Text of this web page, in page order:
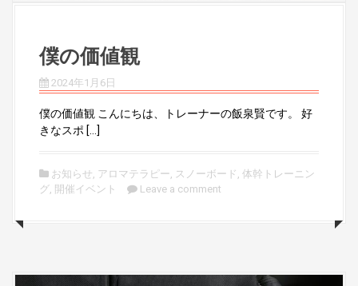
僕の価値観
2024年1月6日
僕の価値観 こんにちは、トレーナーの飯泉賢です。 好
きなスポ […]
お知らせ, アロマテラピー, スノーボード , 体幹トレーニン
グ, 開催イベント Leave a comment